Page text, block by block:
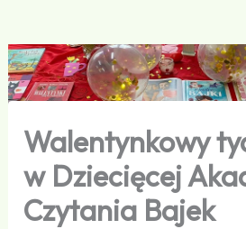
Walentynkowy
w Dziecięcej
Czytania Bajek